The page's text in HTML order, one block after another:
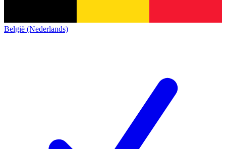
België (Nederlands)